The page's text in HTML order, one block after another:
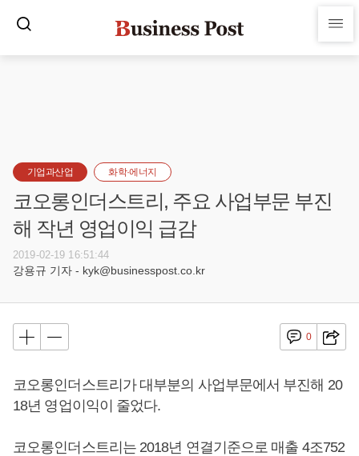
기업과산업 화학·에너지
코오롱인더스트리, 주요 사업부문 부진
해 작년 영업이익 급감
2019-02-19 16:51:44
강용규 기자 - kyk@businesspost.co.kr
0
코오롱인더스트리가 대부분의 사업부문에서 부진해 20
18년 영업이익이 줄었다.
코오롱인더스트리는 2018년 연결기준으로 매출 4조752